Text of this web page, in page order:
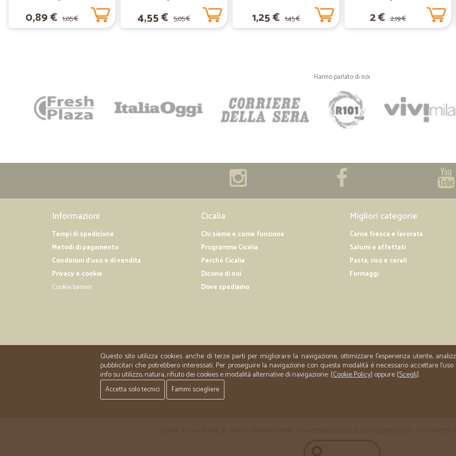
Roberto B.
Professionalita e velocità
Rapidi e professionali . Ottimi
e nei tempi previsti.
Consegna veloce
Spedizione rapida e precisa!
Spedizione rapida e precisa!
0,89 € 1,05 € 4,55 € 5,05 € 1,25 € 1,45 € 2 € 2,19 €
Hanno parlato di noi
Informazioni
Tempi di spedizione
Metodi di pagamento
Condizioni d'uso e di vendita
Privacy e cookie
Cookie banner
Cicalia
Chi siamo e come funziona
Programma Cicalia
Perché Cicalia
Dicono di noi
Dove spediamo
Migliori categorie
Carne fresca e lavorata
Salumi e affettati
Pasta, riso e cerali
Formaggi
Questo sito utilizza cookies anche di terze parti per migliorare la navigazione, ottimizzare l'esperienza utente,
pubblicitari che potrebbero interessati. Per proseguire la navigazione con questa modalità è necessario accettare
info su utilizzo, natura, rifiuto dei cookies e modalità alternative di navigazione: [Cookie Policy] oppure [Scegli]
Accetta solo tecnici Fammi sciegliere